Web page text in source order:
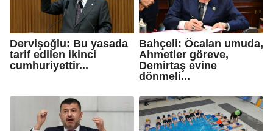
Dervişoğlu: Bu yasada
tarif edilen ikinci
cumhuriyettir...
Bahçeli: Öcalan umuda,
Ahmetler göreve,
Demirtaş evine
dönmeli...